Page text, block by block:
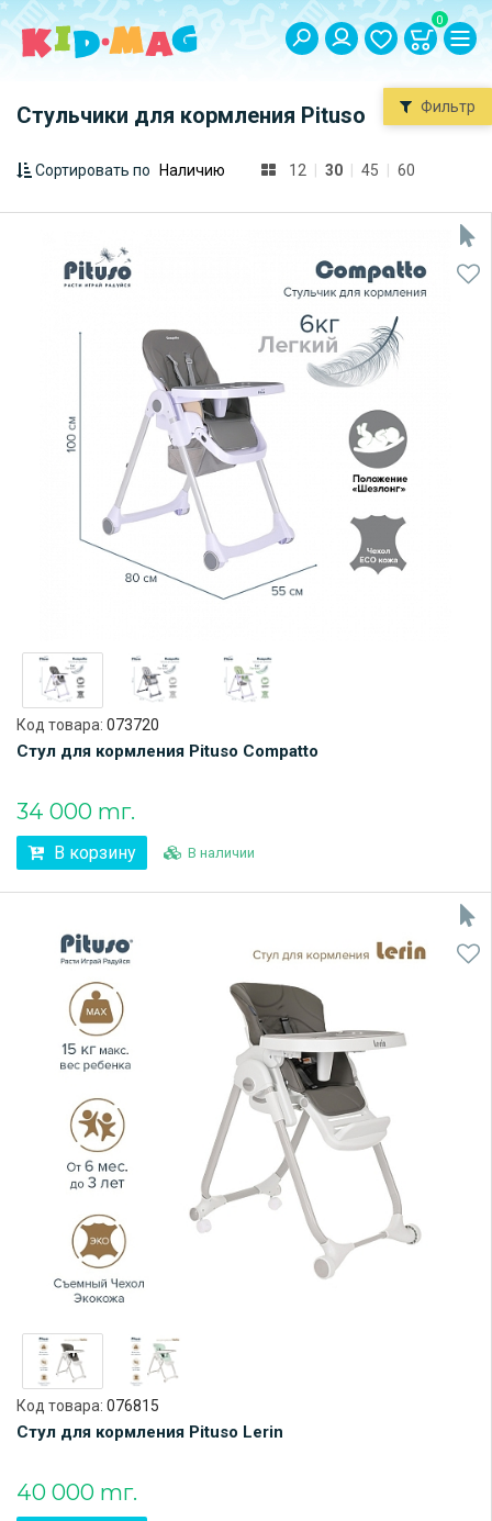
0
Стульчики для кормления Pituso
Сортировать по 12 30 45 60
Фильтр
Код товара: 073720
Стул для кормления Pituso Compatto
34 000 тг.
В корзину В наличии
Код товара: 076815
Стул для кормления Pituso Lerin
40 000 тг.